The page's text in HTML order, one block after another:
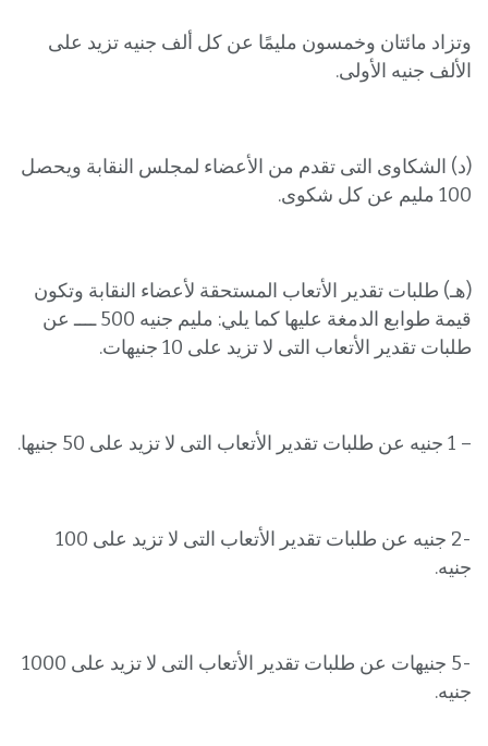
وتزاد مائتان وخمسون مليمًا عن كل ألف جنيه تزيد على
الألف جنيه الأولى.
(د) الشكاوى التى تقدم من الأعضاء لمجلس النقابة ويحصل
100 مليم عن كل شكوى.
(هـ) طلبات تقدير الأتعاب المستحقة لأعضاء النقابة وتكون
قيمة طوابع الدمغة عليها كما يلي: مليم جنيه 500 ــــ عن
طلبات تقدير الأتعاب التى لا تزيد على 10 جنيهات.
– 1 جنيه عن طلبات تقدير الأتعاب التى لا تزيد على 50 جنيها.
-2 جنيه عن طلبات تقدير الأتعاب التى لا تزيد على 100
جنيه.
-5 جنيهات عن طلبات تقدير الأتعاب التى لا تزيد على 1000
جنيه.